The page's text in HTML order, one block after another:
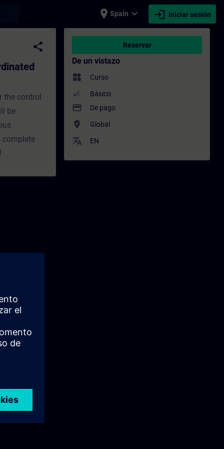
place Spain expand_more login Iniciar sesión
- Entrenamiento -
share
the control
be
complete
Reservar
De un vistazo
widgets Curso
Básico
payment De pago
where_to_vote Global
translate EN